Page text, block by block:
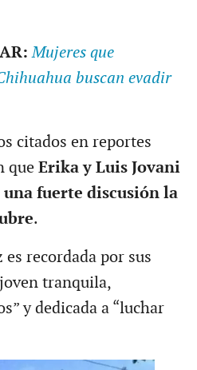
Mujeres que
buscan evadir
citados en reportes
que Erika y Luis Jovani
fuerte discusión la
.
recordada por sus
tranquila,
y dedicada a “luchar